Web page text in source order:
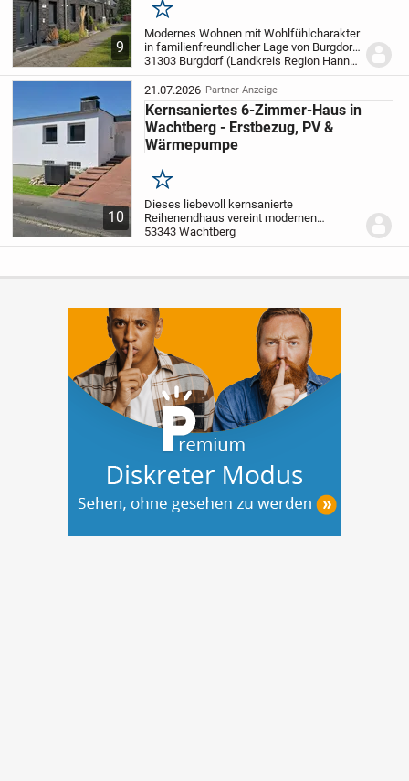
9
Merken
Modernes Wohnen mit Wohlfühlcharakter
in familienfreundlicher Lage von Burgdorf-
Otze Dieses hochwertige
Reihenmittelhaus aus dem Jahr 2017
verbindet modernes Wohnambiente und
eine energieeffiziente...
31303 Burgdorf (Landkreis Region Hannover)
10
21.07.2026 Partner-Anzeige
Kernsaniertes 6-Zimmer-Haus in
Wachtberg - Erstbezug, PV &
Wärmepumpe
Merken
Dieses liebevoll kernsanierte
Reihenendhaus vereint modernen
Wohnkomfort mit energieeffizienter
Zukunftstechnologie und präsentiert sich
53343 Wachtberg